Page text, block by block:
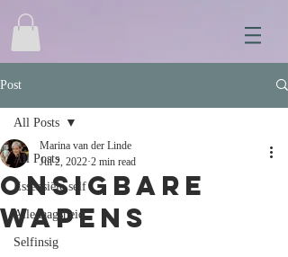
Post
All Posts
Essensiële self
Alledaagsheid
Selfinsig
All Posts
Onsigbare
wapens
Marina van der Linde
Jul 2, 2022 2 min read